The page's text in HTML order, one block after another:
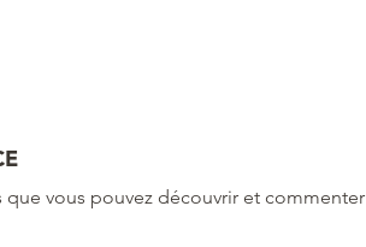
vous pouvez découvrir et commenter